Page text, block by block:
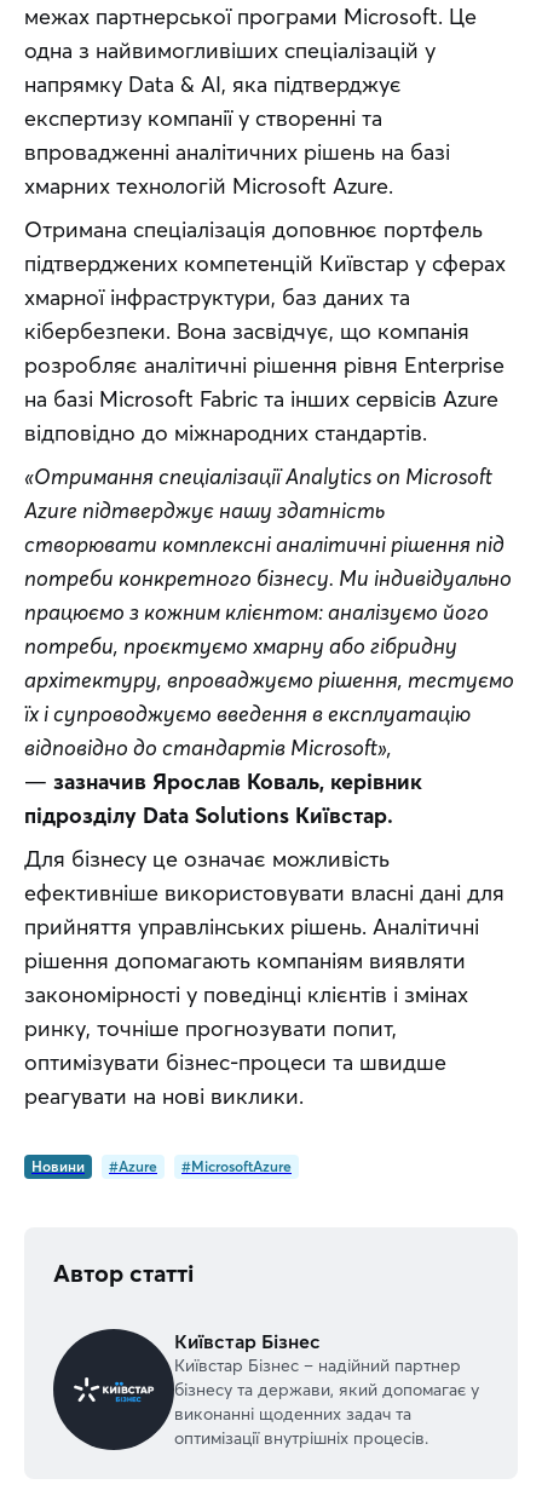
межах партнерської програми Microsoft. Це
одна з найвимогливіших спеціалізацій у
напрямку Data & AI, яка підтверджує
експертизу компанії у створенні та
впровадженні аналітичних рішень на базі
хмарних технологій Microsoft Azure.
Отримана спеціалізація доповнює портфель
підтверджених компетенцій Київстар у сферах
хмарної інфраструктури, баз даних та
кібербезпеки. Вона засвідчує, що компанія
розробляє аналітичні рішення рівня Enterprise
на базі Microsoft Fabric та інших сервісів Azure
відповідно до міжнародних стандартів.
«Отримання спеціалізації Analytics on Microsoft
Azure підтверджує нашу здатність
створювати комплексні аналітичні рішення під
потреби конкретного бізнесу. Ми індивідуально
працюємо з кожним клієнтом: аналізуємо його
потреби, проєктуємо хмарну або гібридну
архітектуру, впроваджуємо рішення, тестуємо
їх і супроводжуємо введення в експлуатацію
відповідно до стандартів Microsoft»,
— зазначив Ярослав Коваль, керівник
підрозділу Data Solutions Київстар.
Для бізнесу це означає можливість
ефективніше використовувати власні дані для
прийняття управлінських рішень. Аналітичні
рішення допомагають компаніям виявляти
закономірності у поведінці клієнтів і змінах
ринку, точніше прогнозувати попит,
оптимізувати бізнес-процеси та швидше
реагувати на нові виклики.
Новини #Azure #MicrosoftAzure
Автор статті
Київстар Бізнес
Київстар Бізнес – надійний партнер
бізнесу та держави, який допомагає у
виконанні щоденних задач та
оптимізації внутрішніх процесів.